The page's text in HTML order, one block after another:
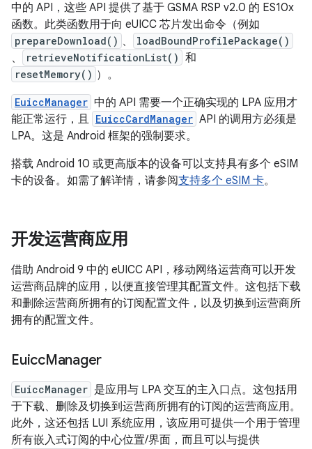
中的 API，这些 API 提供了基于 GSMA RSP v2.0 的 ES10x
函数。此类函数用于向 eUICC 芯片发出命令（例如
prepareDownload() 、 loadBoundProfilePackage()
、 retrieveNotificationList() 和
resetMemory() ）。
EuiccManager 中的 API 需要一个正确实现的 LPA 应用才
能正常运行，且 EuiccCardManager API 的调用方必须是
LPA。这是 Android 框架的强制要求。
搭载 Android 10 或更高版本的设备可以支持具有多个 eSIM
卡的设备。如需了解详情，请参阅支持多个 eSIM 卡。
开发运营商应用
借助 Android 9 中的 eUICC API，移动网络运营商可以开发
运营商品牌的应用，以便直接管理其配置文件。这包括下载
和删除运营商所拥有的订阅配置文件，以及切换到运营商所
拥有的配置文件。
EuiccManager
EuiccManager 是应用与 LPA 交互的主入口点。这包括用
于下载、删除及切换到运营商所拥有的订阅的运营商应用。
此外，这还包括 LUI 系统应用，该应用可提供一个用于管理
所有嵌入式订阅的中心位置/界面，而且可以与提供